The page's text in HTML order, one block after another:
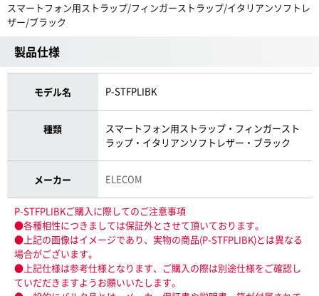
スマートフォン用ストラップ/フィンガーストラップ/イタリアンソフトレ
ザー/ブラック
製品仕様
モデル名 P-STFPLIBK
種類
スマートフォン用ストラップ・フィンガースト
ラップ・イタリアンソフトレザー・ブラック
メーカー ELECOM
P-STFPLIBKご購入に際してのご注意事項
●各種相性につきましては保証外とさせて頂いております。
●上記の画像はイメージであり、実物の商品(P-STFPLIBK)とは異なる
場合がございます。
●上記仕様は参考仕様となります、ご購入の際は別途仕様をご確認し
ていだだきますようお願いいたします。